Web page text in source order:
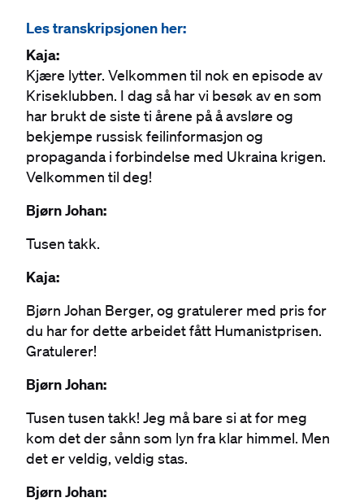
Les transkripsjonen her:
Kaja:
Kjære lytter. Velkommen til nok en episode av
Kriseklubben. I dag så har vi besøk av en som
har brukt de siste ti årene på å avsløre og
bekjempe russisk feilinformasjon og
propaganda i forbindelse med Ukraina krigen.
Velkommen til deg!
Bjørn Johan:
Tusen takk.
Kaja:
Bjørn Johan Berger, og gratulerer med pris for
du har for dette arbeidet fått Humanistprisen.
Gratulerer!
Bjørn Johan:
Tusen tusen takk! Jeg må bare si at for meg
kom det der sånn som lyn fra klar himmel. Men
det er veldig, veldig stas.
Bjørn Johan: